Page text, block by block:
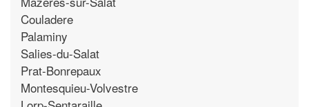
Couladere
Palaminy
Salies-du-Salat
Prat-Bonrepaux
Montesquieu-Volvestre